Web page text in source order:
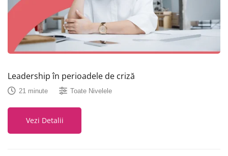
Leadership în perioadele de criză
21 minute Toate Nivelele
Vezi Detalii